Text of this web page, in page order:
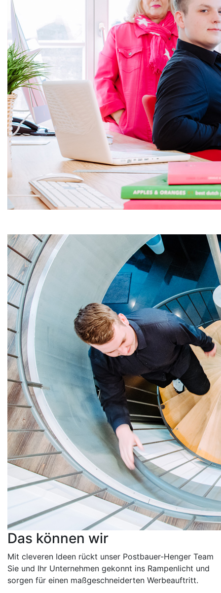
Das können wir
Mit cleveren Ideen rückt unser Postbauer-Henger Team
Sie und Ihr Unternehmen gekonnt ins Rampenlicht und
sorgen für einen maßgeschneiderten Werbeauftritt.